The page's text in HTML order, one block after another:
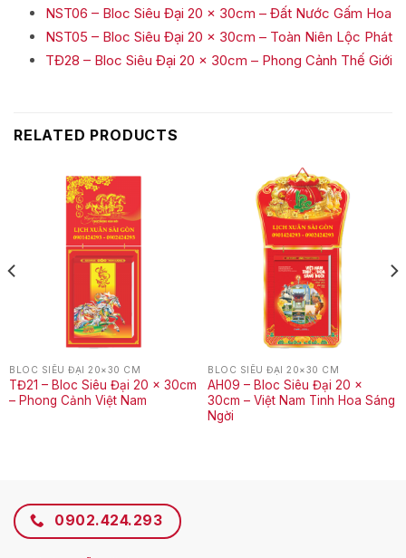
NST06 – Bloc Siêu Đại 20 x 30cm – Đất Nước Gấm Hoa
NST05 – Bloc Siêu Đại 20 x 30cm – Toàn Niên Lộc Phát
TĐ28 – Bloc Siêu Đại 20 x 30cm – Phong Cảnh Thế Giới
RELATED PRODUCTS
BLOC SIÊU ĐẠI 20×30 CM
TĐ21 – Bloc Siêu Đại 20 x 30cm
– Phong Cảnh Việt Nam
BLOC SIÊU ĐẠI 20×30 CM
AH09 – Bloc Siêu Đại 20 x
30cm – Việt Nam Tinh Hoa Sáng
Ngời
0902.424.293